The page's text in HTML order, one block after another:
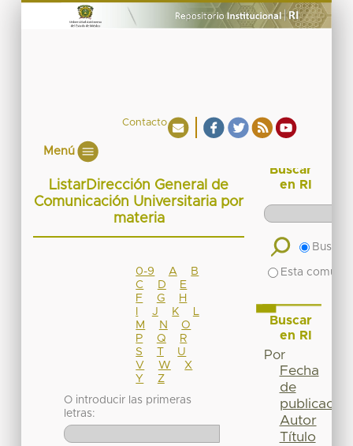
Contacto
Menú
ListarDirección General de
Comunicación Universitaria por
materia
0-9 A
B
C
D
E
F
G
H
J K
M
N
O
P
Q
R
S
T
U
V
W
X
Y
Z
O introducir las primeras
letras:
Buscar
en RI
Buscar
Esta
Buscar
en RI
Por
Fecha
de
publicación
Autor
Título